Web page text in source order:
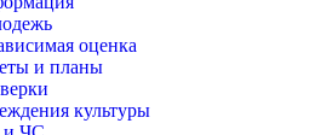
оценка
и планы
культуры